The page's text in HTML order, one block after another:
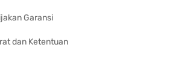
Garansi
dan Ketentuan